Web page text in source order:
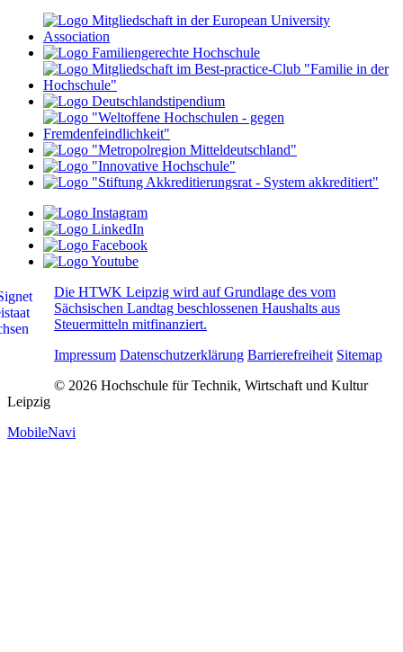
Die HTWK Leipzig wird auf Grundlage des vom
Sächsischen Landtag beschlossenen Haushalts aus
Steuermitteln mitfinanziert.
Impressum Datenschutzerklärung Barrierefreiheit Sitemap
© 2026 Hochschule für Technik, Wirtschaft und Kultur
Leipzig
MobileNavi